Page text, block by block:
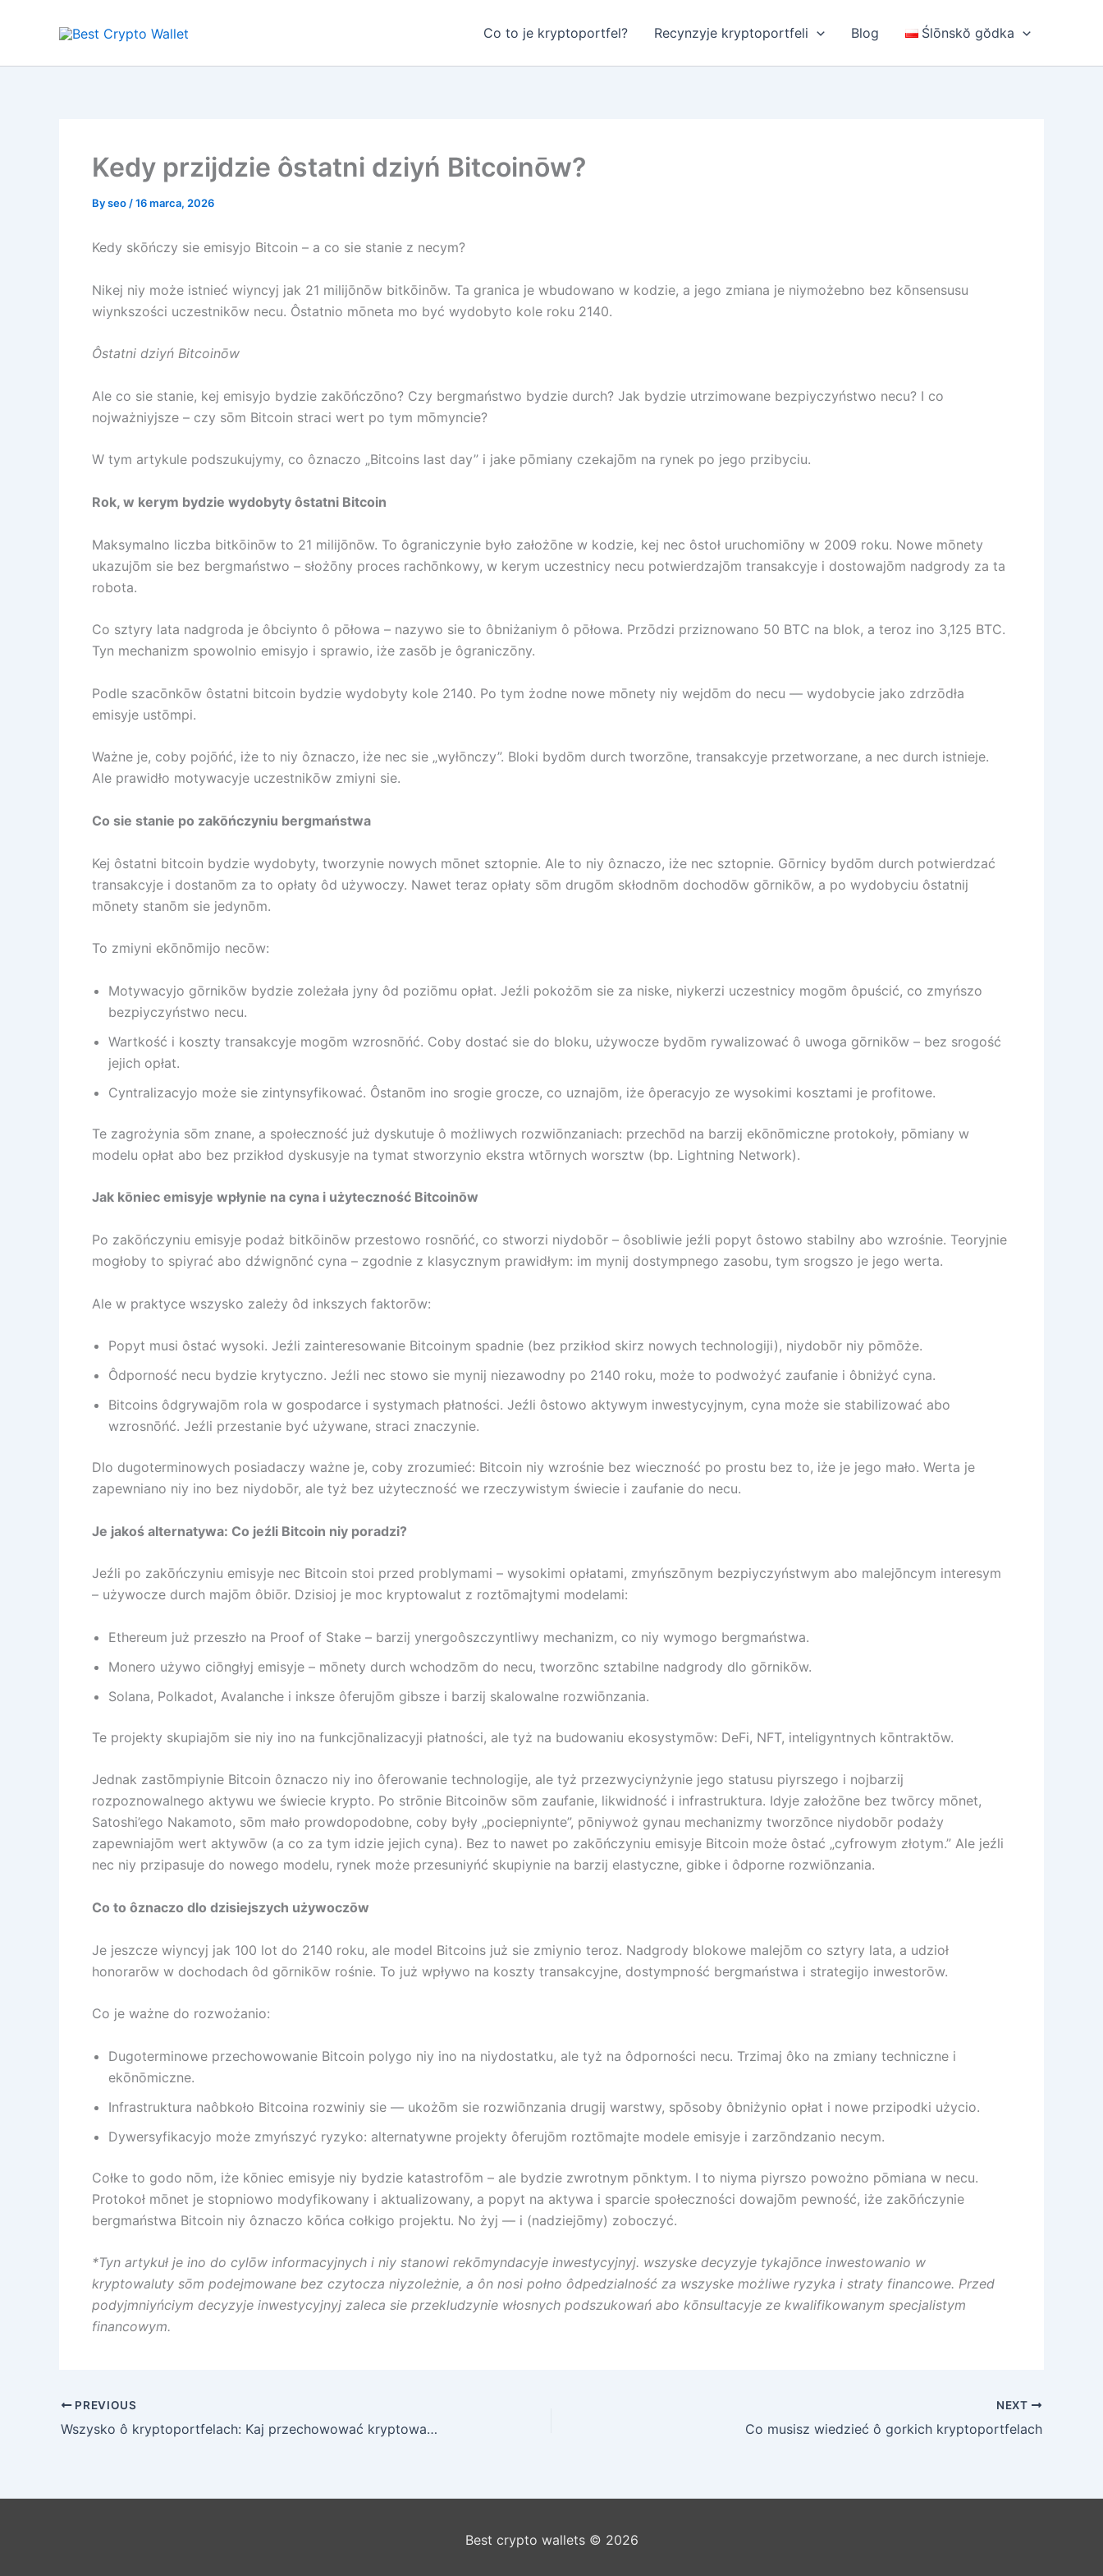
Co to je kryptoportfel? Recynzyje kryptoportfeli Blog Ślōnskŏ gŏdka
Kedy przijdzie ôstatni dziyń Bitcoinōw?
Byseo /16 marca, 2026
Kedy skōńczy sie emisyjo Bitcoin – a co sie stanie z necym?
Nikej niy może istnieć wiyncyj jak 21 milijōnōw bitkōinōw. Ta granica je wbudowano w kodzie, a jego zmiana je niymożebno bez kōnsensusu
wiynkszości uczestnikōw necu. Ôstatnio mōneta mo być wydobyto kole roku 2140.
Ôstatni dziyń Bitcoinōw
Ale co sie stanie, kej emisyjo bydzie zakōńczōno? Czy bergmaństwo bydzie durch? Jak bydzie utrzimowane bezpiyczyństwo necu? I co
nojważniyjsze – czy sōm Bitcoin straci wert po tym mōmyncie?
W tym artykule podszukujymy, co ôznaczo „Bitcoins last day” i jake pōmiany czekajōm na rynek po jego przibyciu.
Rok, w kerym bydzie wydobyty ôstatni Bitcoin
Maksymalno liczba bitkōinōw to 21 milijōnōw. To ôgraniczynie było założōne w kodzie, kej nec ôstoł uruchomiōny w 2009 roku. Nowe mōnety
ukazujōm sie bez bergmaństwo – słożōny proces rachōnkowy, w kerym uczestnicy necu potwierdzajōm transakcyje i dostowajōm nadgrody za ta
robota.
Co sztyry lata nadgroda je ôbciynto ô pōłowa – nazywo sie to ôbniżaniym ô pōłowa. Przōdzi prziznowano 50 BTC na blok, a teroz ino 3,125 BTC.
Tyn mechanizm spowolnio emisyjo i sprawio, iże zasōb je ôgraniczōny.
Podle szacōnkōw ôstatni bitcoin bydzie wydobyty kole 2140. Po tym żodne nowe mōnety niy wejdōm do necu — wydobycie jako zdrzōdła
emisyje ustōmpi.
Ważne je, coby pojōńć, iże to niy ôznaczo, iże nec sie „wyłōnczy”. Bloki bydōm durch tworzōne, transakcyje przetworzane, a nec durch istnieje.
Ale prawidło motywacyje uczestnikōw zmiyni sie.
Co sie stanie po zakōńczyniu bergmaństwa
Kej ôstatni bitcoin bydzie wydobyty, tworzynie nowych mōnet sztopnie. Ale to niy ôznaczo, iże nec sztopnie. Gōrnicy bydōm durch potwierdzać
transakcyje i dostanōm za to opłaty ôd używoczy. Nawet teraz opłaty sōm drugōm skłodnōm dochodōw gōrnikōw, a po wydobyciu ôstatnij
mōnety stanōm sie jedynōm.
To zmiyni ekōnōmijo necōw:
Motywacyjo gōrnikōw bydzie zoleżała jyny ôd poziōmu opłat. Jeźli pokożōm sie za niske, niykerzi uczestnicy mogōm ôpuścić, co zmyńszo
bezpiyczyństwo necu.
Wartkość i koszty transakcyje mogōm wzrosnōńć. Coby dostać sie do bloku, używocze bydōm rywalizować ô uwoga gōrnikōw – bez srogość
jejich opłat.
Cyntralizacyjo może sie zintynsyfikować. Ôstanōm ino srogie grocze, co uznajōm, iże ôperacyjo ze wysokimi kosztami je profitowe.
Te zagrożynia sōm znane, a społeczność już dyskutuje ô ​​możliwych rozwiōnzaniach: przechōd na barzij ekōnōmiczne protokoły, pōmiany w
modelu opłat abo bez przikłod dyskusyje na tymat stworzynio ekstra wtōrnych worsztw (bp. Lightning Network).
Jak kōniec emisyje wpłynie na cyna i użyteczność Bitcoinōw
Po zakōńczyniu emisyje podaż bitkōinōw przestowo rosnōńć, co stworzi niydobōr – ôsobliwie jeźli popyt ôstowo stabilny abo wzrośnie. Teoryjnie
mogłoby to spiyrać abo dźwignōnć cyna – zgodnie z klasycznym prawidłym: im mynij dostympnego zasobu, tym srogszo je jego werta.
Ale w praktyce wszysko zależy ôd inkszych faktorōw:
Popyt musi ôstać wysoki. Jeźli zainteresowanie Bitcoinym spadnie (bez przikłod skirz nowych technologiji), niydobōr niy pōmōże.
Ôdporność necu bydzie krytyczno. Jeźli nec stowo sie mynij niezawodny po 2140 roku, może to podwożyć zaufanie i ôbniżyć cyna.
Bitcoins ôdgrywajōm rola w gospodarce i systymach płatności. Jeźli ôstowo aktywym inwestycyjnym, cyna może sie stabilizować abo
wzrosnōńć. Jeźli przestanie być używane, straci znaczynie.
Dlo dugoterminowych posiadaczy ważne je, coby zrozumieć: Bitcoin niy wzrośnie bez wieczność po prostu bez to, iże je jego mało. Werta je
zapewniano niy ino bez niydobōr, ale tyż bez użyteczność we rzeczywistym świecie i zaufanie do necu.
Je jakoś alternatywa: Co jeźli Bitcoin niy poradzi?
Jeźli po zakōńczyniu emisyje nec Bitcoin stoi przed problymami – wysokimi opłatami, zmyńszōnym bezpiyczyństwym abo malejōncym interesym
– używocze durch majōm ôbiōr. Dzisioj je moc kryptowalut z roztōmajtymi modelami:
Ethereum już przeszło na Proof of Stake – barzij ynergoôszczyntliwy mechanizm, co niy wymogo bergmaństwa.
Monero używo ciōngłyj emisyje – mōnety durch wchodzōm do necu, tworzōnc sztabilne nadgrody dlo gōrnikōw.
Solana, Polkadot, Avalanche i inksze ôferujōm gibsze i barzij skalowalne rozwiōnzania.
Te projekty skupiajōm sie niy ino na funkcjōnalizacyji płatności, ale tyż na budowaniu ekosystymōw: DeFi, NFT, inteligyntnych kōntraktōw.
Jednak zastōmpiynie Bitcoin ôznaczo niy ino ôferowanie technologije, ale tyż przezwyciynżynie jego statusu piyrszego i nojbarzij
rozpoznowalnego aktywu we świecie krypto. Po strōnie Bitcoinōw sōm zaufanie, likwidność i infrastruktura. Idyje założōne bez twōrcy mōnet,
Satoshi’ego Nakamoto, sōm mało prowdopodobne, coby były „pociepniynte”, pōniywoż gynau mechanizmy tworzōnce niydobōr podaży
zapewniajōm wert aktywōw (a co za tym idzie jejich cyna). Bez to nawet po zakōńczyniu emisyje Bitcoin może ôstać „cyfrowym złotym.” Ale jeźli
nec niy przipasuje do nowego modelu, rynek może przesuniyńć skupiynie na barzij elastyczne, gibke i ôdporne rozwiōnzania.
Co to ôznaczo dlo dzisiejszych używoczōw
Je jeszcze wiyncyj jak 100 lot do 2140 roku, ale model Bitcoins już sie zmiynio teroz. Nadgrody blokowe malejōm co sztyry lata, a udzioł
honorarōw w dochodach ôd gōrnikōw rośnie. To już wpływo na koszty transakcyjne, dostympność bergmaństwa i strategijo inwestorōw.
Co je ważne do rozwożanio:
Dugoterminowe przechowowanie Bitcoin polygo niy ino na niydostatku, ale tyż na ôdporności necu. Trzimaj ôko na zmiany techniczne i
ekōnōmiczne.
Infrastruktura naôbkoło Bitcoina rozwiniy sie — ukożōm sie rozwiōnzania drugij warstwy, spōsoby ôbniżynio opłat i nowe przipodki użycio.
Dywersyfikacyjo może zmyńszyć ryzyko: alternatywne projekty ôferujōm roztōmajte modele emisyje i zarzōndzanio necym.
Cołke to godo nōm, iże kōniec emisyje niy bydzie katastrofōm – ale bydzie zwrotnym pōnktym. I to niyma piyrszo powożno pōmiana w necu.
Protokoł mōnet je stopniowo modyfikowany i aktualizowany, a popyt na aktywa i sparcie społeczności dowajōm pewność, iże zakōńczynie
bergmaństwa Bitcoin niy ôznaczo kōńca cołkigo projektu. No żyj — i (nadziejōmy) zoboczyć.
*Tyn artykuł je ino do cylōw informacyjnych i niy stanowi rekōmyndacyje inwestycyjnyj. wszyske decyzyje tykajōnce inwestowanio w
kryptowaluty sōm podejmowane bez czytocza niyzoleżnie, a ôn nosi połno ôdpedzialność za wszyske możliwe ryzyka i straty financowe. Przed
podyjmniyńciym decyzyje inwestycyjnyj zaleca sie przekludzynie włosnych podszukowań abo kōnsultacyje ze kwalifikowanym specjalistym
financowym.
PREVIOUS
Wszysko ô kryptoportfelach: Kaj przechowować kryptowaluty
NEXT
Co musisz wiedzieć ô gorkich kryptoportfelach
Best crypto wallets © 2026